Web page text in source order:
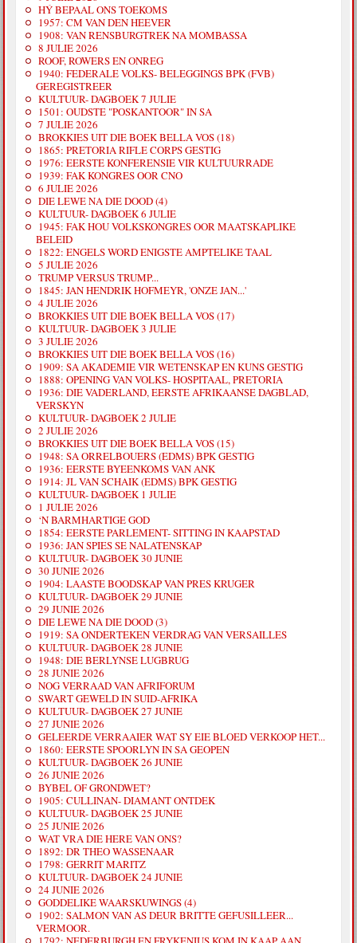
HÝ BEPAAL ONS TOEKOMS
1957: CM VAN DEN HEEVER
1908: VAN RENSBURGTREK NA MOMBASSA
8 JULIE 2026
ROOF, ROWERS EN ONREG
1940: FEDERALE VOLKS- BELEGGINGS BPK (FVB)
GEREGISTREER
KULTUUR- DAGBOEK 7 JULIE
1501: OUDSTE "POSKANTOOR" IN SA
7 JULIE 2026
BROKKIES UIT DIE BOEK BELLA VOS (18)
1865: PRETORIA RIFLE CORPS GESTIG
1976: EERSTE KONFERENSIE VIR KULTUURRADE
1939: FAK KONGRES OOR CNO
6 JULIE 2026
DIE LEWE NA DIE DOOD (4)
KULTUUR- DAGBOEK 6 JULIE
1945: FAK HOU VOLKSKONGRES OOR MAATSKAPLIKE
BELEID
1822: ENGELS WORD ENIGSTE AMPTELIKE TAAL
5 JULIE 2026
TRUMP VERSUS TRUMP...
1845: JAN HENDRIK HOFMEYR, 'ONZE JAN...'
4 JULIE 2026
BROKKIES UIT DIE BOEK BELLA VOS (17)
KULTUUR- DAGBOEK 3 JULIE
3 JULIE 2026
BROKKIES UIT DIE BOEK BELLA VOS (16)
1909: SA AKADEMIE VIR WETENSKAP EN KUNS GESTIG
1888: OPENING VAN VOLKS- HOSPITAAL, PRETORIA
1936: DIE VADERLAND, EERSTE AFRIKAANSE DAGBLAD,
VERSKYN
KULTUUR- DAGBOEK 2 JULIE
2 JULIE 2026
BROKKIES UIT DIE BOEK BELLA VOS (15)
1948: SA ORRELBOUERS (EDMS) BPK GESTIG
1936: EERSTE BYEENKOMS VAN ANK
1914: JL VAN SCHAIK (EDMS) BPK GESTIG
KULTUUR- DAGBOEK 1 JULIE
1 JULIE 2026
‘N BARMHARTIGE GOD
1854: EERSTE PARLEMENT- SITTING IN KAAPSTAD
1936: JAN SPIES SE NALATENSKAP
KULTUUR- DAGBOEK 30 JUNIE
30 JUNIE 2026
1904: LAASTE BOODSKAP VAN PRES KRUGER
KULTUUR- DAGBOEK 29 JUNIE
29 JUNIE 2026
DIE LEWE NA DIE DOOD (3)
1919: SA ONDERTEKEN VERDRAG VAN VERSAILLES
KULTUUR- DAGBOEK 28 JUNIE
1948: DIE BERLYNSE LUGBRUG
28 JUNIE 2026
NOG VERRAAD VAN AFRIFORUM
SWART GEWELD IN SUID-AFRIKA
KULTUUR- DAGBOEK 27 JUNIE
27 JUNIE 2026
GELEERDE VERRAAIER WAT SY EIE BLOED VERKOOP HET...
1860: EERSTE SPOORLYN IN SA GEOPEN
KULTUUR- DAGBOEK 26 JUNIE
26 JUNIE 2026
BYBEL OF GRONDWET?
1905: CULLINAN- DIAMANT ONTDEK
KULTUUR- DAGBOEK 25 JUNIE
25 JUNIE 2026
WAT VRA DIE HERE VAN ONS?
1892: DR THEO WASSENAAR
1798: GERRIT MARITZ
KULTUUR- DAGBOEK 24 JUNIE
24 JUNIE 2026
GODDELIKE WAARSKUWINGS (4)
1902: SALMON VAN AS DEUR BRITTE GEFUSILLEER...
VERMOOR.